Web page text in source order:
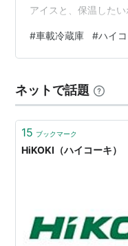
アイスと、保温した
まを完全に現実にし
具メーカー・ハイコ
前作のUL18DBからさ
プ』したバージョン
チコミを見る…
#車載冷蔵庫 #ハイ
ネットで話題
15 ブックマーク
HiKOKI（ハイコーキ）